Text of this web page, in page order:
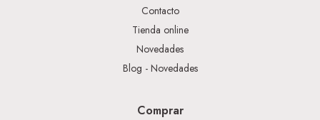
Contacto
Tienda online
Novedades
Blog - Novedades
Comprar